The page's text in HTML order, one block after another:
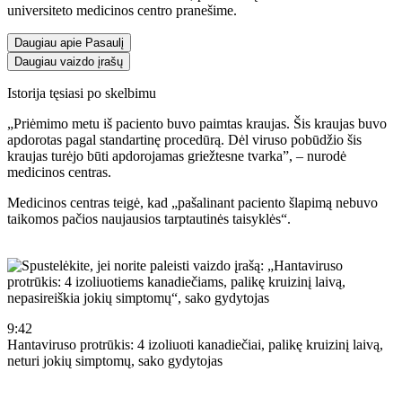
universiteto medicinos centro pranešime.
Daugiau apie Pasaulį
Daugiau vaizdo įrašų
Istorija tęsiasi po skelbimu
„Priėmimo metu iš paciento buvo paimtas kraujas. Šis kraujas buvo
apdorotas pagal standartinę procedūrą. Dėl viruso pobūdžio šis
kraujas turėjo būti apdorojamas griežtesne tvarka”, – nurodė
medicinos centras.
Medicinos centras teigė, kad „pašalinant paciento šlapimą nebuvo
taikomos pačios naujausios tarptautinės taisyklės“.
9:42
Hantaviruso protrūkis: 4 izoliuoti kanadiečiai, palikę kruizinį laivą,
neturi jokių simptomų, sako gydytojas